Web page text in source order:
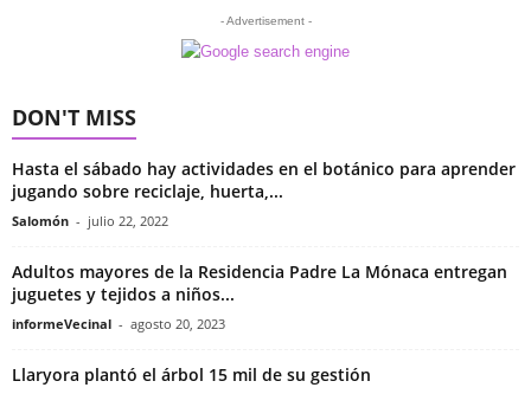
- Advertisement -
DON'T MISS
Hasta el sábado hay actividades en el botánico para aprender
jugando sobre reciclaje, huerta,...
Salomón - julio 22, 2022
Adultos mayores de la Residencia Padre La Mónaca entregan
juguetes y tejidos a niños...
informeVecinal - agosto 20, 2023
Llaryora plantó el árbol 15 mil de su gestión